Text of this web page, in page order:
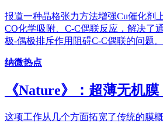
报道一种晶格张力方法增强Cu催化剂
CO化学吸附、C-C偶联反应，解决了
极-偶极排斥作用阻碍C-C偶联的问题。
纳微热点
《Nature》：超薄无机膜
这项工作从几个方面拓宽了传统的膜